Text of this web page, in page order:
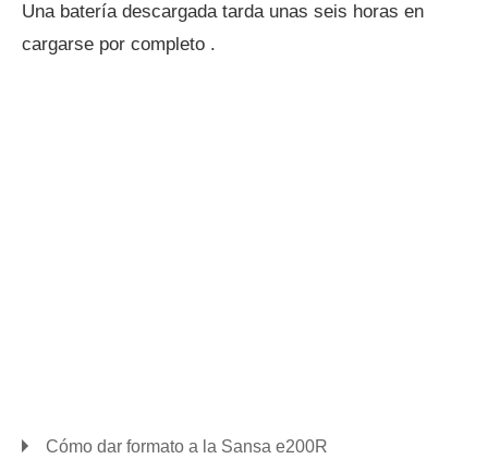
Una batería descargada tarda unas seis horas en
cargarse por completo .
Cómo dar formato a la Sansa e200R